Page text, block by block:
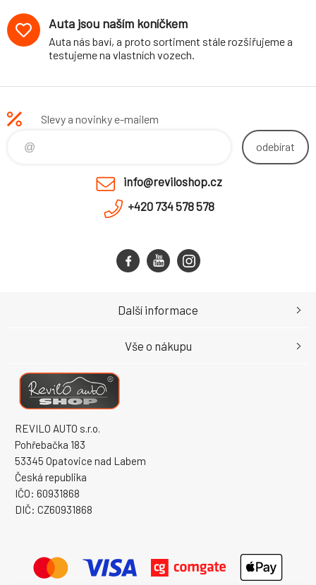
Auta jsou naším koníčkem
Auta nás baví, a proto sortiment stále rozšiřujeme a
testujeme na vlastních vozech.
Slevy a novinky e-mailem
odebírat
info@reviloshop.cz
+420 734 578 578
REVILO AUTO s.r.o.
Pohřebačka 183
53345 Opatovice nad Labem
Česká republika
IČO: 60931868
DIČ: CZ60931868
Další informace
Vše o nákupu